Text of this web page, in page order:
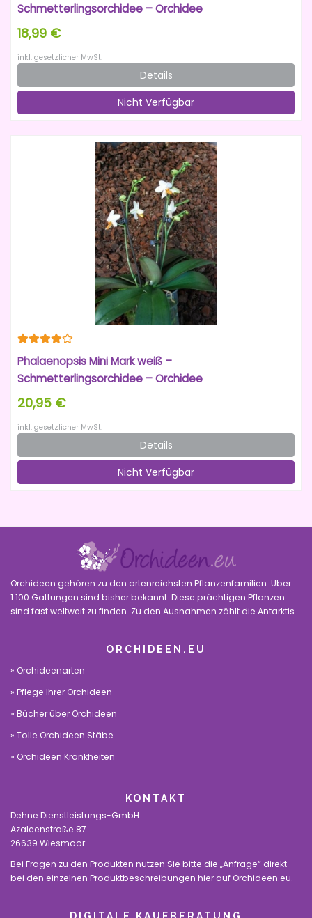
Schmetterlingsorchidee – Orchidee
18,99 €
inkl. gesetzlicher MwSt.
Details
Nicht Verfügbar
Phalaenopsis Mini Mark weiß –
Schmetterlingsorchidee – Orchidee
20,95 €
inkl. gesetzlicher MwSt.
Details
Nicht Verfügbar
Orchideen gehören zu den artenreichsten Pflanzenfamilien. Über
1.100 Gattungen sind bisher bekannt. Diese prächtigen Pflanzen
sind fast weltweit zu finden. Zu den Ausnahmen zählt die Antarktis.
ORCHIDEEN.EU
Orchideenarten
Pflege Ihrer Orchideen
Bücher über Orchideen
Tolle Orchideen Stäbe
Orchideen Krankheiten
KONTAKT
Dehne Dienstleistungs-GmbH
Azaleenstraße 87
26639 Wiesmoor
Bei Fragen zu den Produkten nutzen Sie bitte die „Anfrage“ direkt
bei den einzelnen Produktbeschreibungen hier auf Orchideen.eu.